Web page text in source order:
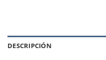
DESCRIPCIÓN